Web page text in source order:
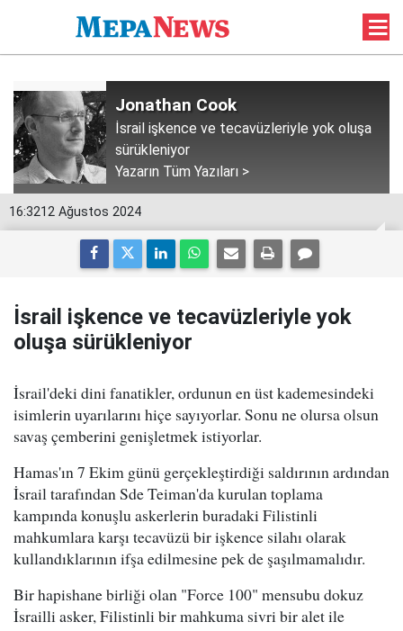
Jonathan Cook
İsrail işkence ve tecavüzleriyle yok oluşa
sürükleniyor
Yazarın Tüm Yazıları >
16:3212 Ağustos 2024
İsrail işkence ve tecavüzleriyle yok
oluşa sürükleniyor
İsrail'deki dini fanatikler, ordunun en üst kademesindeki
isimlerin uyarılarını hiçe sayıyorlar. Sonu ne olursa olsun
savaş çemberini genişletmek istiyorlar.
Hamas'ın 7 Ekim günü gerçekleştirdiği saldırının ardından
İsrail tarafından Sde Teiman'da kurulan toplama
kampında konuşlu askerlerin buradaki Filistinli
mahkumlara karşı tecavüzü bir işkence silahı olarak
kullandıklarının ifşa edilmesine pek de şaşılmamalıdır.
Bir hapishane birliği olan "Force 100" mensubu dokuz
İsrailli asker, Filistinli bir mahkuma sivri bir alet ile